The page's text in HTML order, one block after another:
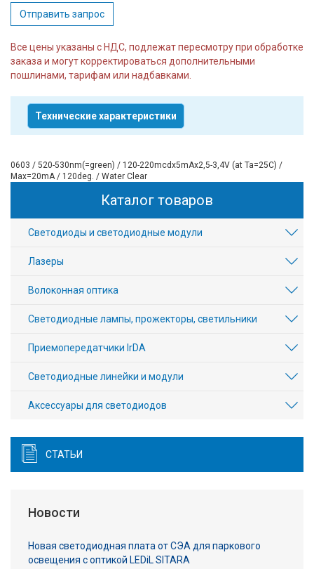
поддержка
Блог
Отправить запрос
Все цены указаны с НДС, подлежат пересмотру при обработке
заказа и могут корректироваться дополнительными
пошлинами, тарифам или надбавками.
Технические характеристики
0603 / 520-530nm(=green) / 120-220mcdx5mAx2,5-3,4V (at Ta=25С) /
Max=20mA / 120deg. / Water Clear
Каталог товаров
Светодиоды и светодиодные модули
Лазеры
Волоконная оптика
Светодиодные лампы, прожекторы, светильники
Приемопередатчики IrDA
Светодиодные линейки и модули
Аксесcуары для светодиодов
СТАТЬИ
Новости
Новая светодиодная плата от СЭА для паркового
освещения с оптикой LEDiL SITARA